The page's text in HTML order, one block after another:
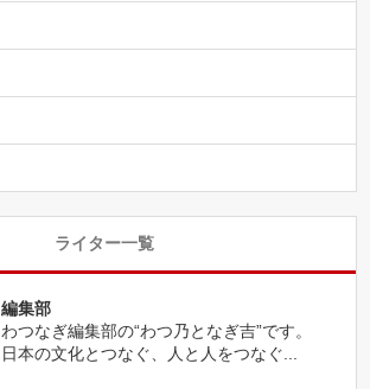
ライター一覧
編集部
わつなぎ編集部の“わつ乃となぎ吉”です。
日本の文化とつなぐ、人と人をつなぐ...